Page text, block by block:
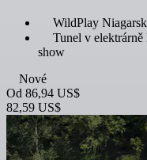
WildPlay
Tunel v elektrárně
show
Nové
Od 86,94 US$
82,59 US$